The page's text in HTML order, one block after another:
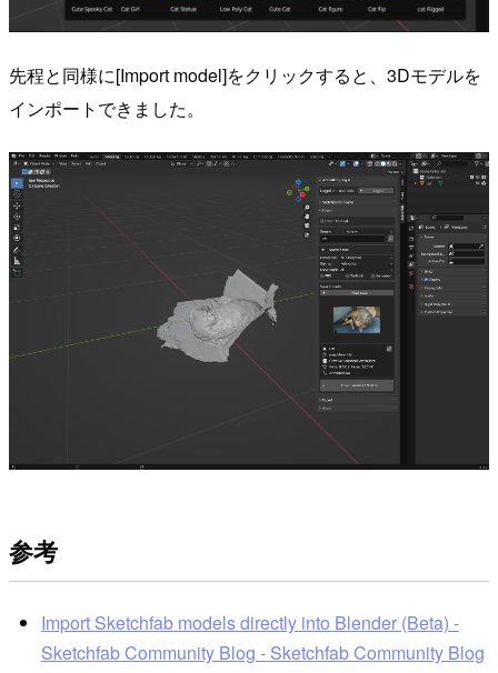
先程と同様に[Import model]をクリックすると、3Dモデルを
インポートできました。
参考
Import Sketchfab models directly into Blender (Beta) -
Sketchfab Community Blog - Sketchfab Community Blog